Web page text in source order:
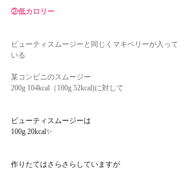
②低カロリー
ビューティスムージーと同じくマキベリーが入って
いる
某コンビニのスムージー
200g 104kcal（100g 52kcal)に対して
ビューティスムージーは
100g 20kcal✨
作りたてはさらさらしていますが